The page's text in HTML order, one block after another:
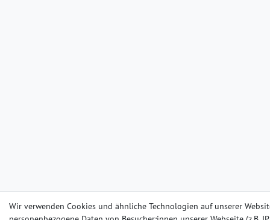
Wir verwenden Cookies und ähnliche Technologien auf unserer